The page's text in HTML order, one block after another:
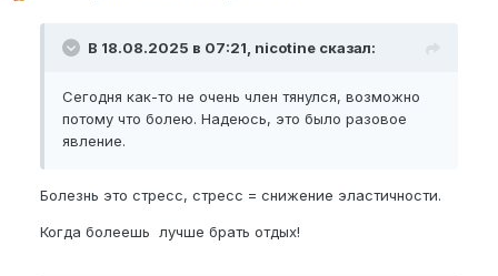
В 18.08.2025 в 07:21, nicotine сказал:
Сегодня как-то не очень член тянулся, возможно
потому что болею. Надеюсь, это было разовое
явление.
Болезнь это стресс, стресс = снижение эластичности.
Когда болеешь лучше брать отдых!